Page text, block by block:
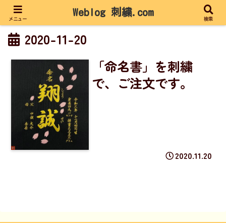
2020-11-20
「命名書」を刺繍
で、ご注文です。
2020.11.20
メニュー
Weblog 刺繍.com
検索